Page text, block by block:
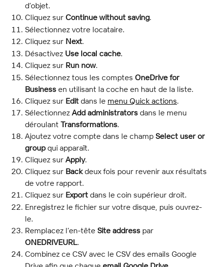
d’objet.
Cliquez sur Continue without saving.
Sélectionnez votre locataire.
Cliquez sur Next.
Désactivez Use local cache.
Cliquez sur Run now.
Sélectionnez tous les comptes OneDrive for
Business en utilisant la coche en haut de la liste.
Cliquez sur Edit dans le menu Quick actions.
Sélectionnez Add administrators dans le menu
déroulant Transformations.
Ajoutez votre compte dans le champ Select user or
group qui apparaît.
Cliquez sur Apply.
Cliquez sur Back deux fois pour revenir aux résultats
de votre rapport.
Cliquez sur Export dans le coin supérieur droit.
Enregistrez le fichier sur votre disque, puis ouvrez-
le.
Remplacez l’en-tête Site address par
ONEDRIVEURL.
Combinez ce CSV avec le CSV des emails Google